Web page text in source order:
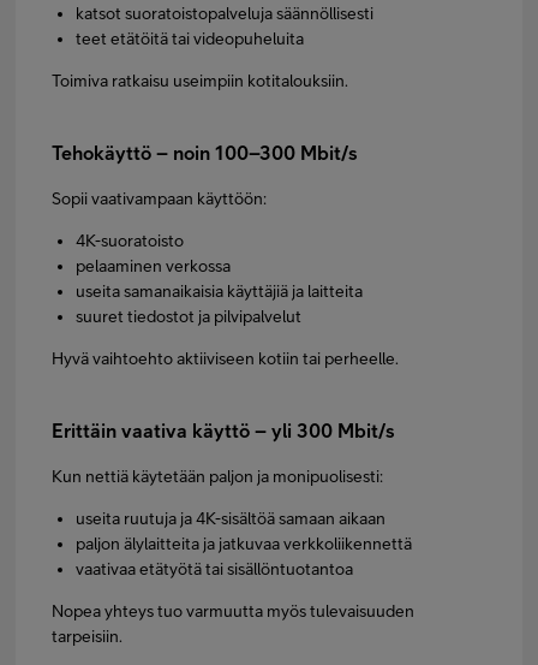
katsot suoratoistopalveluja säännöllisesti
teet etätöitä tai videopuheluita
Toimiva ratkaisu useimpiin kotitalouksiin.
Tehokäyttö – noin 100–300 Mbit/s
Sopii vaativampaan käyttöön:
4K-suoratoisto
pelaaminen verkossa
useita samanaikaisia käyttäjiä ja laitteita
suuret tiedostot ja pilvipalvelut
Hyvä vaihtoehto aktiiviseen kotiin tai perheelle.
Erittäin vaativa käyttö – yli 300 Mbit/s
Kun nettiä käytetään paljon ja monipuolisesti:
useita ruutuja ja 4K-sisältöä samaan aikaan
paljon älylaitteita ja jatkuvaa verkkoliikennettä
vaativaa etätyötä tai sisällöntuotantoa
Nopea yhteys tuo varmuutta myös tulevaisuuden
tarpeisiin.